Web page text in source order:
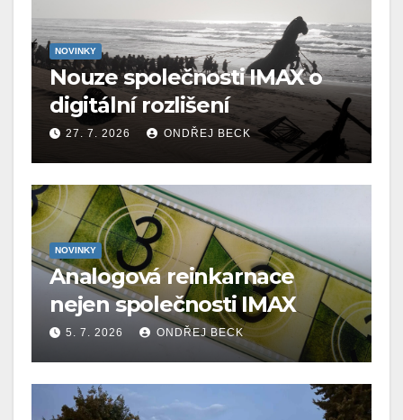
NOVINKY
Nouze společnosti IMAX o
digitální rozlišení
27. 7. 2026 ONDŘEJ BECK
NOVINKY
Analogová reinkarnace
nejen společnosti IMAX
5. 7. 2026 ONDŘEJ BECK